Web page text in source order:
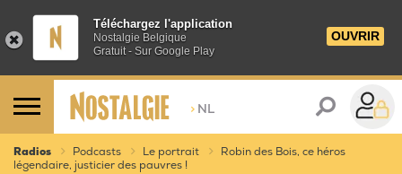
Téléchargez l'application
Nostalgie Belgique
Gratuit - Sur Google Play
OUVRIR
> NL
Radios Podcasts Le portrait
Robin des Bois, ce héros
légendaire, justicier des pauvres !